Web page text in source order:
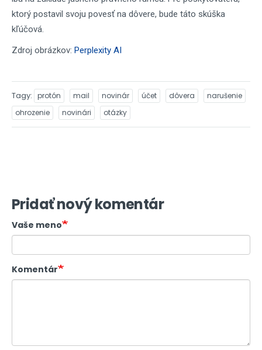
ktorý postavil svoju povesť na dôvere, bude táto skúška
kľúčová.
Zdroj obrázkov: Perplexity AI
Tagy protón mail novinár účet dôvera
narušenie
ohrozenie
novinári otázky
Pridať nový komentár
Vaše meno
Komentár